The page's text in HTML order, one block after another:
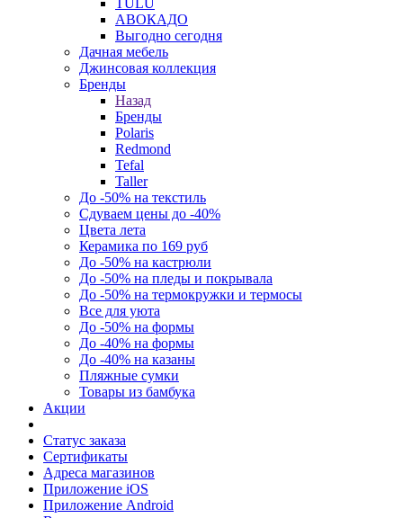
АВОКАДО
Выгодно сегодня
Дачная мебель
Джинсовая коллекция
Бренды
Назад
Бренды
Polaris
Redmond
Tefal
Taller
До -50% на текстиль
Сдуваем цены до -40%
Цвета лета
Керамика по 169 руб
До -50% на кастрюли
До -50% на пледы и покрывала
До -50% на термокружки и термосы
Все для уюта
До -50% на формы
До -40% на формы
До -40% на казаны
Пляжные сумки
Товары из бамбука
Акции
Статус заказа
Сертификаты
Адреса магазинов
Приложение iOS
Приложение Android